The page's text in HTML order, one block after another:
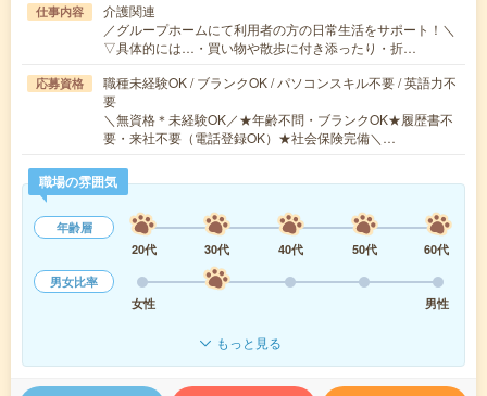
仕事内容
介護関連
／グループホームにて利用者の方の日常生活をサポート！＼
▽具体的には…・買い物や散歩に付き添ったり・折…
応募資格
職種未経験OK / ブランクOK / パソコンスキル不要 / 英語力不
要
＼無資格＊未経験OK／★年齢不問・ブランクOK★履歴書不
要・来社不要（電話登録OK）★社会保険完備＼…
職場の雰囲気
年齢層
20代
30代 40代 50代
60代
男女比率
女性
男性
もっと見る